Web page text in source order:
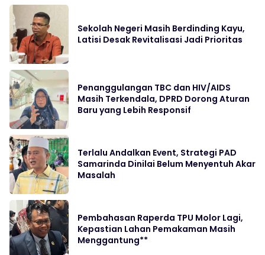
Sekolah Negeri Masih Berdinding Kayu,
Latisi Desak Revitalisasi Jadi Prioritas
Penanggulangan TBC dan HIV/AIDS
Masih Terkendala, DPRD Dorong Aturan
Baru yang Lebih Responsif
Terlalu Andalkan Event, Strategi PAD
Samarinda Dinilai Belum Menyentuh Akar
Masalah
Pembahasan Raperda TPU Molor Lagi,
Kepastian Lahan Pemakaman Masih
Menggantung**